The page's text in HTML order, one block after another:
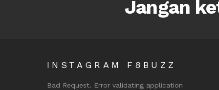
Jangan
INSTAGRAM F8BUZZ
Bad Request. Error validating application